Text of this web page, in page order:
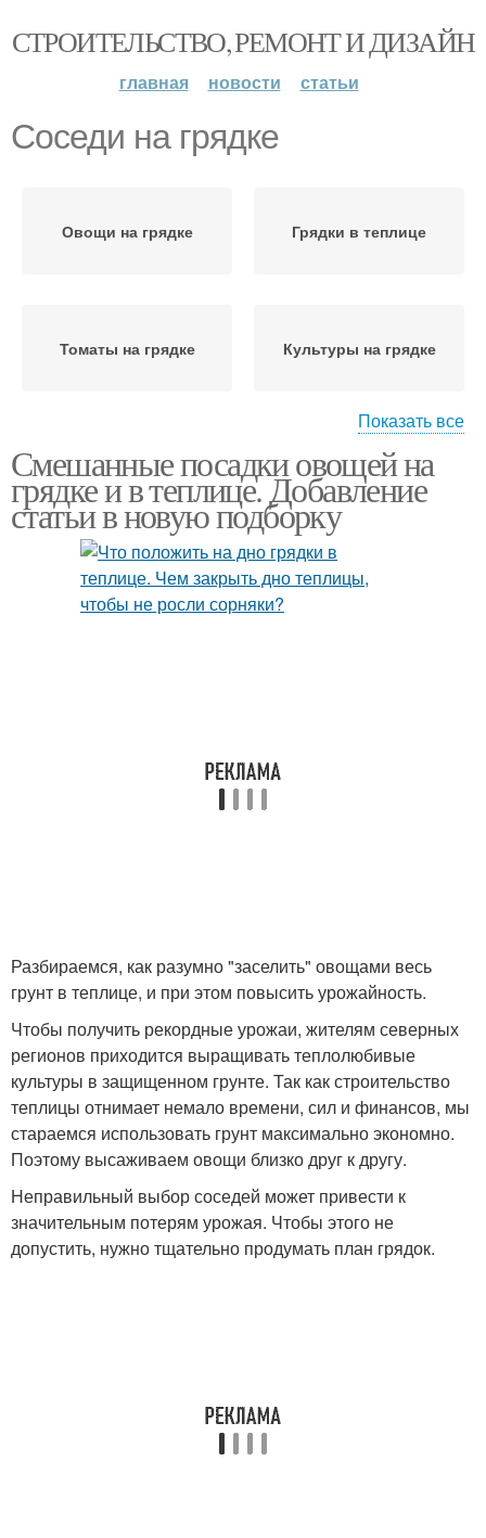
СТРОИТЕЛЬСТВО, РЕМОНТ И ДИЗАЙН
главная новости статьи
Соседи на грядке
Овощи на грядке Грядки в теплице
Томаты на грядке Культуры на грядке
Высокие грядки
Грядки с
использованием
Грядки для огурцов
Комбинированные
Овощи на грядках Культуры на грядках
Растения на грядке
Показать все
Смешанные посадки овощей на
грядке и в теплице. Добавление
статьи в новую подборку
Разбираемся, как разумно "заселить" овощами весь
грунт в теплице, и при этом повысить урожайность.
Чтобы получить рекордные урожаи, жителям северных
регионов приходится выращивать теплолюбивые
культуры в защищенном грунте. Так как строительство
теплицы отнимает немало времени, сил и финансов, мы
стараемся использовать грунт максимально экономно.
Поэтому высаживаем овощи близко друг к другу.
Неправильный выбор соседей может привести к
значительным потерям урожая. Чтобы этого не
допустить, нужно тщательно продумать план грядок.